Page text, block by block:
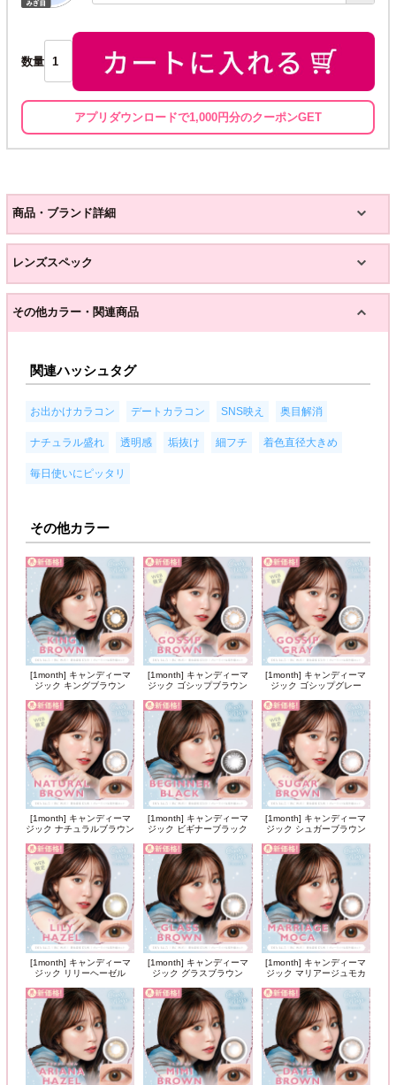
数量
アプリダウンロードで1,000円分のクーポンGET
商品・ブランド詳細
レンズスペック
その他カラー・関連商品
関連ハッシュタグ
お出かけカラコン デートカラコン SNS映え 奥目解消
ナチュラル盛れ 透明感 垢抜け 細フチ 着色直径大きめ
毎日使いにピッタリ
その他カラー
[1month] キャンディーマ
ジック キングブラウン
[1month] キャンディーマ
ジック ゴシップブラウン
[1month] キャンディーマ
ジック ゴシップグレー
[1month] キャンディーマ
ジック ナチュラルブラウン
[1month] キャンディーマ
ジック ビギナーブラック
[1month] キャンディーマ
ジック シュガーブラウン
[1month] キャンディーマ
ジック リリーヘーゼル
[1month] キャンディーマ
ジック グラスブラウン
[1month] キャンディーマ
ジック マリアージュモカ